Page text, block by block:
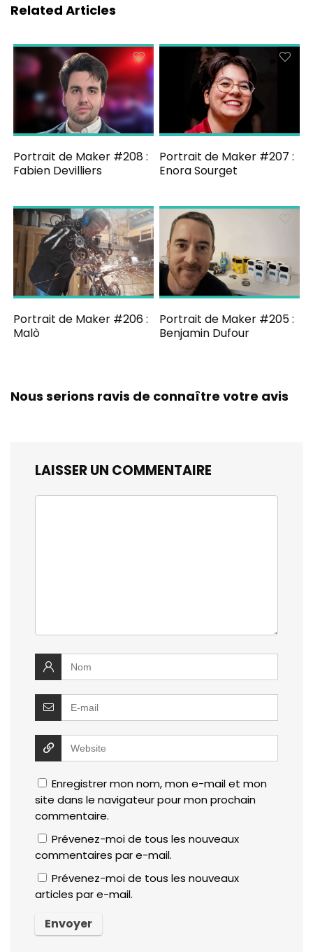
Related Articles
Portrait de Maker #208 :
Fabien Devilliers
Portrait de Maker #207 :
Enora Sourget
Portrait de Maker #206 :
Malò
Portrait de Maker #205 :
Benjamin Dufour
Nous serions ravis de connaître votre avis
LAISSER UN COMMENTAIRE
Enregistrer mon nom, mon e-mail et mon
site dans le navigateur pour mon prochain
commentaire.
Prévenez-moi de tous les nouveaux
commentaires par e-mail.
Prévenez-moi de tous les nouveaux
articles par e-mail.